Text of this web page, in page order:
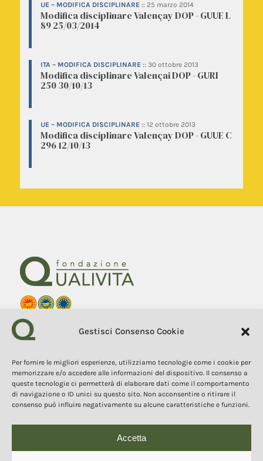
Gestisci Consenso Cookie
Per fornire le migliori esperienze, utilizziamo tecnologie come i cookie per
memorizzare e/o accedere alle informazioni del dispositivo. Il consenso a
queste tecnologie ci permetterà di elaborare dati come il comportamento
di navigazione o ID unici su questo sito. Non acconsentire o ritirare il
consenso può influire negativamente su alcune caratteristiche e funzioni.
Accetta
UE – MODIFICA DISCIPLINARE :: 25 marzo 2014
Modifica disciplinare Valençay DOP - GUUE L
89 25/03/2014
ITA – MODIFICA DISCIPLINARE :: 30 ottobre 2013
Modifica disciplinare Valençai DOP - GURI
250 30/10/13
UE – MODIFICA DISCIPLINARE :: 12 ottobre 2013
Modifica disciplinare Valençay DOP - GUUE C
296 12/10/13
Fondazione Qualivita
Sede Via Fontebranda 69
COPYRIGHT 2025
I contenuti, i testi e le immagini di questo sito web sono di
proprietà della Fondazione Qualivita e sono protetti dal diritto
d’autore e dalla normativa sulla proprietà intellettuale. È vietata la
qualsiasi forma, dei contenuti e delle immagini senza espressa